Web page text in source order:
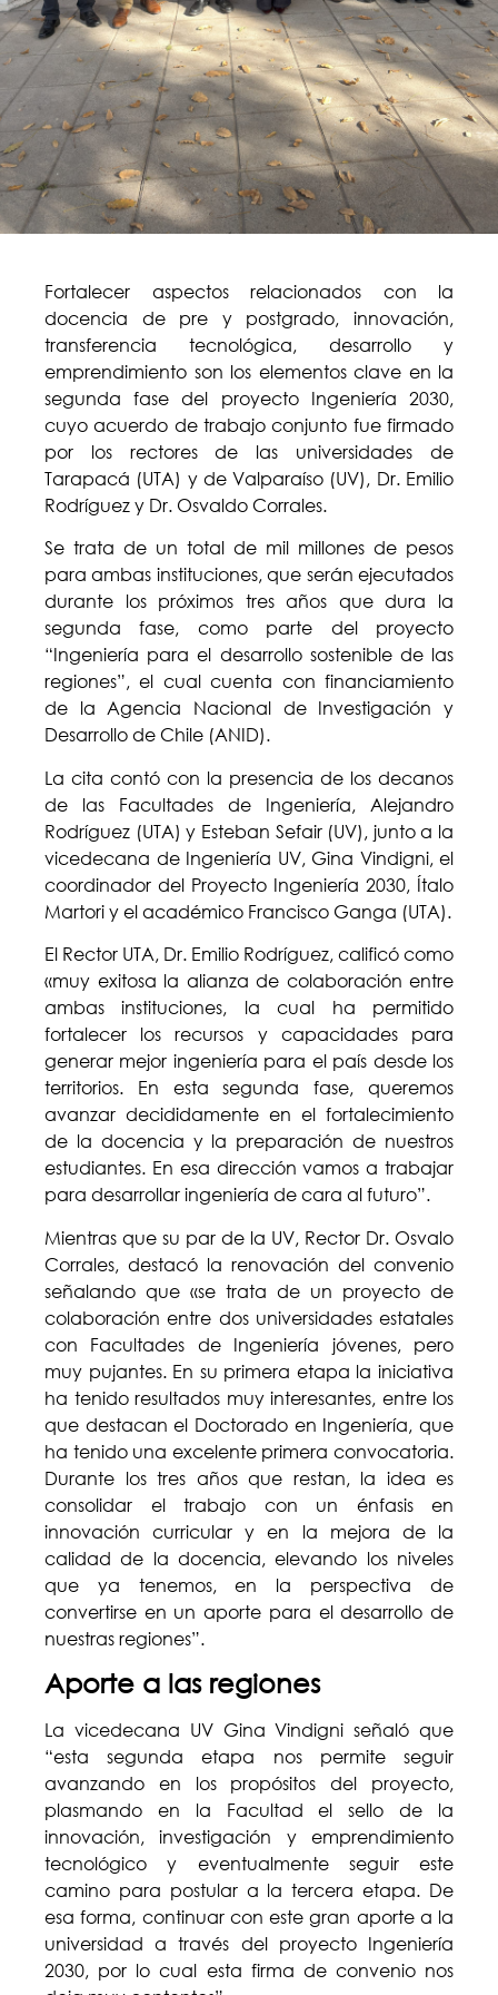
Fortalecer aspectos relacionados con la
docencia de pre y postgrado, innovación,
transferencia tecnológica, desarrollo y
emprendimiento son los elementos clave en la
segunda fase del proyecto Ingeniería 2030,
cuyo acuerdo de trabajo conjunto fue firmado
por los rectores de las universidades de
Tarapacá (UTA) y de Valparaíso (UV), Dr. Emilio
Rodríguez y Dr. Osvaldo Corrales.
Se trata de un total de mil millones de pesos
para ambas instituciones, que serán ejecutados
durante los próximos tres años que dura la
segunda fase, como parte del proyecto
“Ingeniería para el desarrollo sostenible de las
regiones”, el cual cuenta con financiamiento
de la Agencia Nacional de Investigación y
Desarrollo de Chile (ANID).
La cita contó con la presencia de los decanos
de las Facultades de Ingeniería, Alejandro
Rodríguez (UTA) y Esteban Sefair (UV), junto a la
vicedecana de Ingeniería UV, Gina Vindigni, el
coordinador del Proyecto Ingeniería 2030, Ítalo
Martori y el académico Francisco Ganga (UTA).
El Rector UTA, Dr. Emilio Rodríguez, calificó como
«muy exitosa la alianza de colaboración entre
ambas instituciones, la cual ha permitido
fortalecer los recursos y capacidades para
generar mejor ingeniería para el país desde los
territorios. En esta segunda fase, queremos
avanzar decididamente en el fortalecimiento
de la docencia y la preparación de nuestros
estudiantes. En esa dirección vamos a trabajar
para desarrollar ingeniería de cara al futuro”.
Mientras que su par de la UV, Rector Dr. Osvalo
Corrales, destacó la renovación del convenio
señalando que «se trata de un proyecto de
colaboración entre dos universidades estatales
con Facultades de Ingeniería jóvenes, pero
muy pujantes. En su primera etapa la iniciativa
ha tenido resultados muy interesantes, entre los
que destacan el Doctorado en Ingeniería, que
ha tenido una excelente primera convocatoria.
Durante los tres años que restan, la idea es
consolidar el trabajo con un énfasis en
innovación curricular y en la mejora de la
calidad de la docencia, elevando los niveles
que ya tenemos, en la perspectiva de
convertirse en un aporte para el desarrollo de
nuestras regiones”.
Aporte a las regiones
La vicedecana UV Gina Vindigni señaló que
“esta segunda etapa nos permite seguir
avanzando en los propósitos del proyecto,
plasmando en la Facultad el sello de la
innovación, investigación y emprendimiento
tecnológico y eventualmente seguir este
camino para postular a la tercera etapa. De
esa forma, continuar con este gran aporte a la
universidad a través del proyecto Ingeniería
2030, por lo cual esta firma de convenio nos